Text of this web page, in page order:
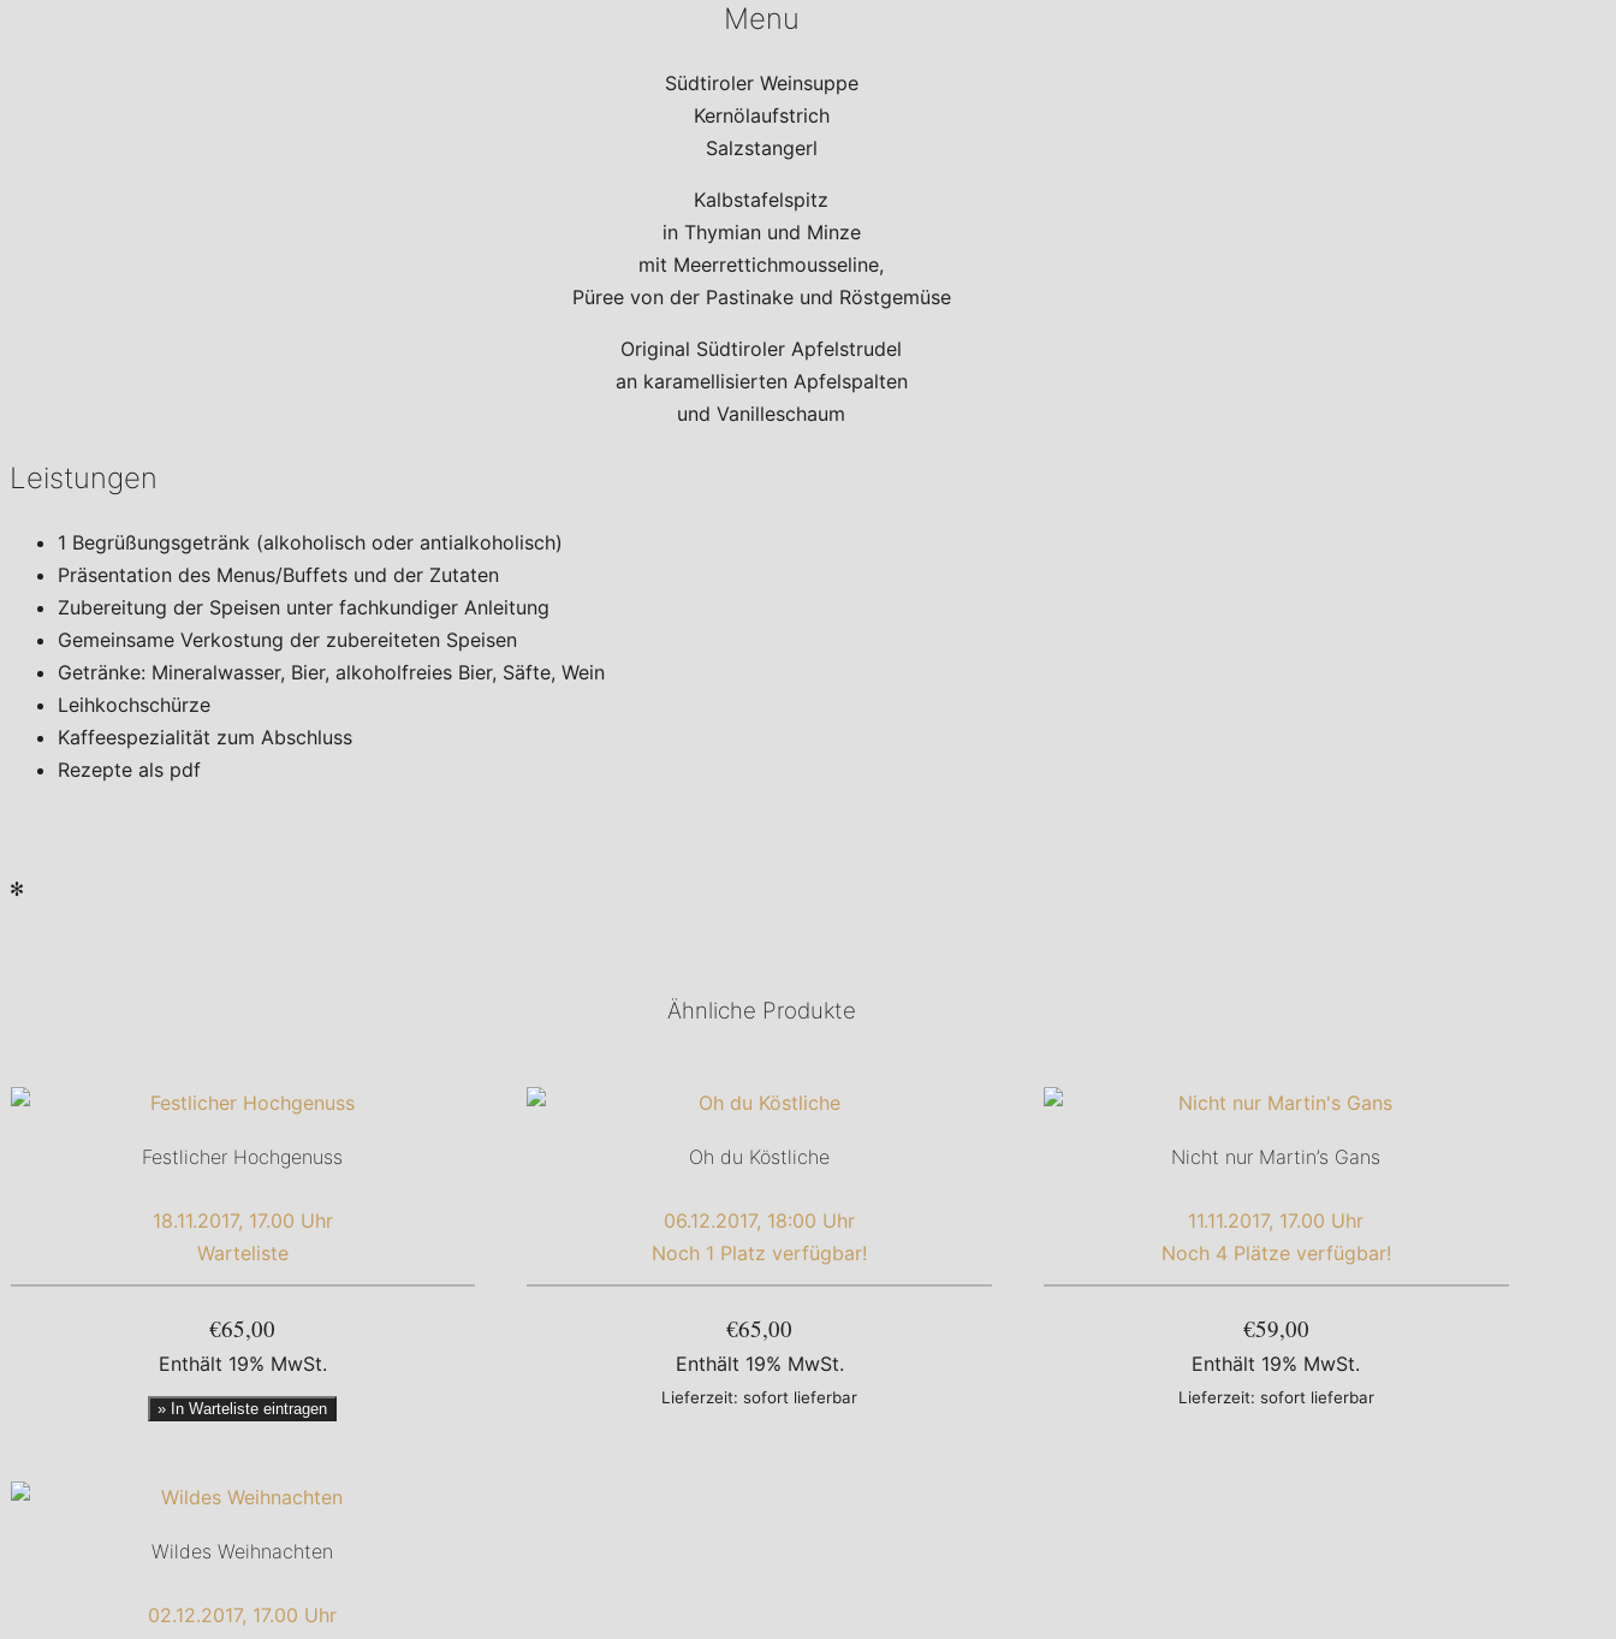
Menu
Südtiroler Weinsuppe
Kernölaufstrich
Salzstangerl
Kalbstafelspitz
in Thymian und Minze
mit Meerrettichmousseline,
Püree von der Pastinake und Röstgemüse
Original Südtiroler Apfelstrudel
an karamellisierten Apfelspalten
und Vanilleschaum
Leistungen
1 Begrüßungsgetränk (alkoholisch oder antialkoholisch)
Präsentation des Menus/Buffets und der Zutaten
Zubereitung der Speisen unter fachkundiger Anleitung
Gemeinsame Verkostung der zubereiteten Speisen
Getränke: Mineralwasser, Bier, alkoholfreies Bier, Säfte, Wein
Leihkochschürze
Kaffeespezialität zum Abschluss
Rezepte als pdf
✻
Ähnliche Produkte
Festlicher Hochgenuss
18.11.2017, 17.00 Uhr
Warteliste
€65,00
Enthält 19% MwSt.
» In Warteliste eintragen
Oh du Köstliche
06.12.2017, 18:00 Uhr
Noch 1 Platz verfügbar!
€65,00
Enthält 19% MwSt.
Lieferzeit: sofort lieferbar
Nicht nur Martin’s Gans
11.11.2017, 17.00 Uhr
Noch 4 Plätze verfügbar!
€59,00
Enthält 19% MwSt.
Lieferzeit: sofort lieferbar
Wildes Weihnachten
02.12.2017, 17.00 Uhr